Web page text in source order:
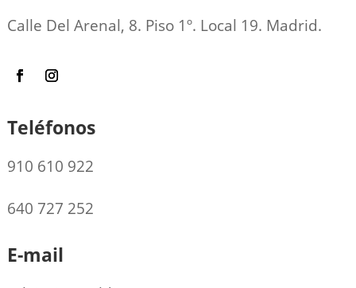
Calle Del Arenal, 8. Piso 1º. Local 19. Madrid.
Teléfonos
910 610 922
640 727 252
E-mail